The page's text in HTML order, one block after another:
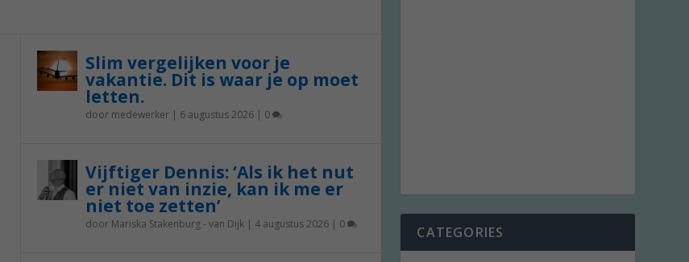
Slim vergelijken voor je
vakantie. Dit is waar je op moet
letten.
door medewerker| 6 augustus 2026| 0
Vijftiger Dennis: ‘Als ik het nut
er niet van inzie, kan ik me er
niet toe zetten’
door Mariska Stakenburg - van Dijk| 4 augustus 2026| 0 CATEGORIES